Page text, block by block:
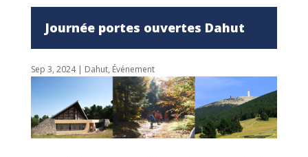
Journée portes ouvertes Dahut
Sep 3, 2024| Dahut, Événement